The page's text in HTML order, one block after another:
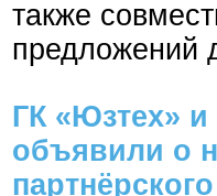
также
предложений
ГК «Юзтех»
объявили о